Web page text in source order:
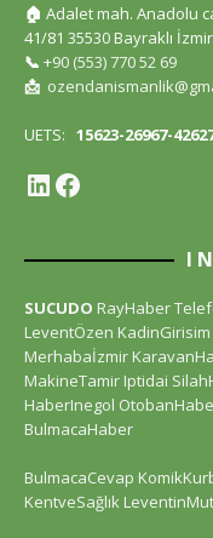
🏠 Adalet mah. Anadolu
41/81 35530 Bayraklı
📞 +90 (553) 770 52 69
📩
UETS: 15623-26967-
I
SUCUDO RayHaber
LeventÖzen KadinGirisim
Merhabaİzmir
MakineTamir Iptidai
HaberInegol
BulmacaHaber
BulmacaCevap
KentveSağlık